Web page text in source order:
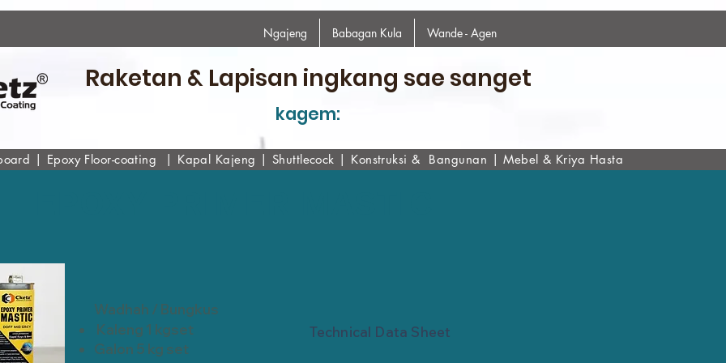
Ngajeng Babagan Kula Wande - Agen
Raketan & Lapisan ingkang sae sanget
kagem:
| Epoxy Floor-coating | Kapal Kajeng | Shuttlecock | Konstruksi & Bangunan |Mebel & Kriya Hasta
Wadhah / Bungkus
Kaleng 1 kgset
Galon 5 kg set
Technical Data Sheet